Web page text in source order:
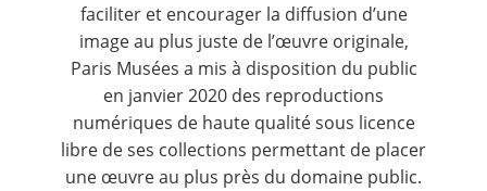
faciliter et encourager la diffusion d’une
image au plus juste de l’œuvre originale,
Paris Musées a mis à disposition du public
en janvier 2020 des reproductions
numériques de haute qualité sous licence
libre de ses collections permettant de placer
une œuvre au plus près du domaine public.